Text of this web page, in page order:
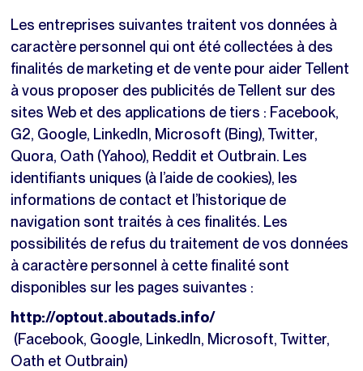
Les entreprises suivantes traitent vos données à
caractère personnel qui ont été collectées à des
finalités de marketing et de vente pour aider Tellent
à vous proposer des publicités de Tellent sur des
sites Web et des applications de tiers : Facebook,
G2, Google, LinkedIn, Microsoft (Bing), Twitter,
Quora, Oath (Yahoo), Reddit et Outbrain. Les
identifiants uniques (à l’aide de cookies), les
informations de contact et l’historique de
navigation sont traités à ces finalités. Les
possibilités de refus du traitement de vos données
à caractère personnel à cette finalité sont
disponibles sur les pages suivantes :
http://optout.aboutads.info/
(Facebook, Google, LinkedIn, Microsoft, Twitter,
Oath et Outbrain)